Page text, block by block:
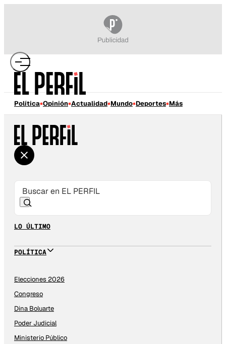
Política Opinión Actualidad Mundo Deportes Más
LO ÚLTIMO
POLÍTICA
Elecciones 2026
Congreso
Dina Boluarte
Poder Judicial
Ministerio Público